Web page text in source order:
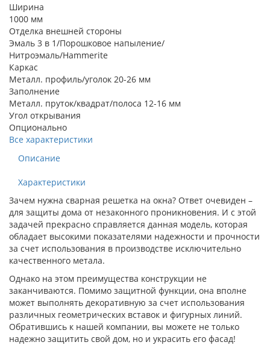
Ширина
1000 мм
Отделка внешней стороны
Эмаль 3 в 1/Порошковое напыление/
Нитроэмаль/Hammerite
Каркас
Металл. профиль/уголок 20-26 мм
Заполнение
Металл. пруток/квадрат/полоса 12-16 мм
Угол открывания
Опционально
Все характеристики
Описание
Характеристики
Зачем нужна сварная решетка на окна? Ответ очевиден –
для защиты дома от незаконного проникновения. И с этой
задачей прекрасно справляется данная модель, которая
обладает высокими показателями надежности и прочности
за счет использования в производстве исключительно
качественного метала.
Однако на этом преимущества конструкции не
заканчиваются. Помимо защитной функции, она вполне
может выполнять декоративную за счет использования
различных геометрических вставок и фигурных линий.
Обратившись к нашей компании, вы можете не только
надежно защитить свой дом, но и украсить его фасад!